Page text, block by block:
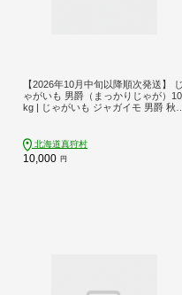
【2026年10月中旬以降順次発送】 じ
ゃがいも 男爵（まっかりじゃが）10
kg | じゃがいも ジャガイモ 男爵 秋 2
真狩フラワーセンター [BPAM024]
北海道真狩村
10,000 円